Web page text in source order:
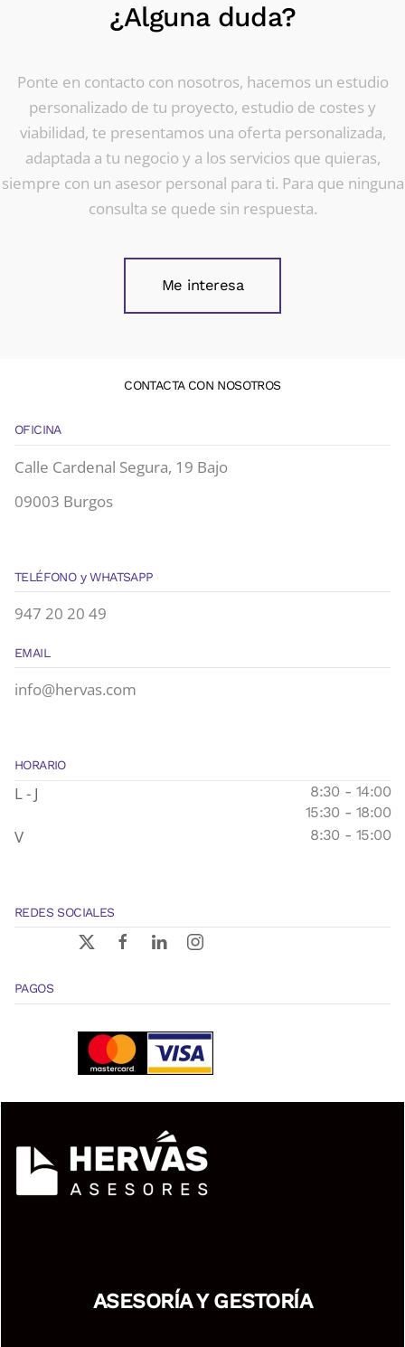
¿Alguna duda?
Ponte en contacto con nosotros, hacemos un estudio
personalizado de tu proyecto, estudio de costes y
viabilidad, te presentamos una oferta personalizada,
adaptada a tu negocio y a los servicios que quieras,
siempre con un asesor personal para ti. Para que ninguna
consulta se quede sin respuesta.
Me interesa
CONTACTA CON NOSOTROS
OFICINA
Calle Cardenal Segura, 19 Bajo
09003 Burgos
TELÉFONO y WHATSAPP
947 20 20 49
EMAIL
info@hervas.com
HORARIO
L - J
8:30 - 14:00
15:30 - 18:00
V 8:30 - 15:00
REDES SOCIALES
PAGOS
ASESORÍA Y GESTORÍA